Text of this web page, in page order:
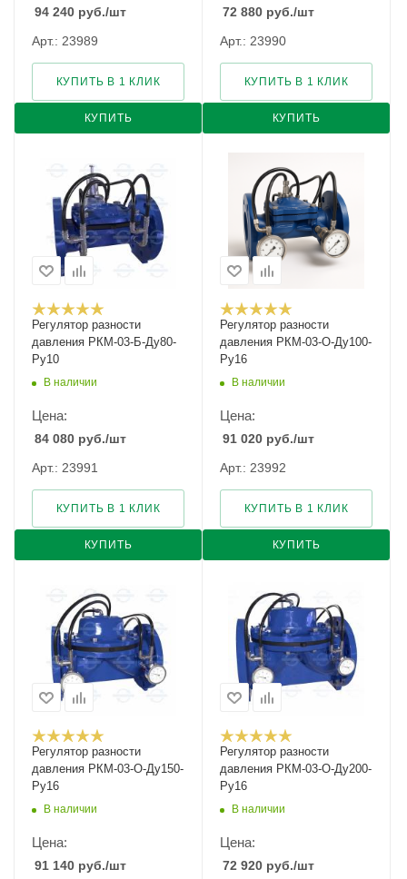
94 240 руб./шт
Арт.: 23989
КУПИТЬ
КУПИТЬ В 1 КЛИК
72 880 руб./шт
Арт.: 23990
КУПИТЬ
КУПИТЬ В 1 КЛИК
Регулятор разности
давления РКМ-03-Б-Ду80-
Ру10
В наличии
Цена:
84 080 руб./шт
Арт.: 23991
КУПИТЬ
КУПИТЬ В 1 КЛИК
Регулятор разности
давления РКМ-03-О-Ду100-
Ру16
В наличии
Цена:
91 020 руб./шт
Арт.: 23992
КУПИТЬ
КУПИТЬ В 1 КЛИК
Регулятор разности
давления РКМ-03-О-Ду150-
Ру16
В наличии
Цена:
91 140 руб./шт
Регулятор разности
давления РКМ-03-О-Ду200-
Ру16
В наличии
Цена:
72 920 руб./шт